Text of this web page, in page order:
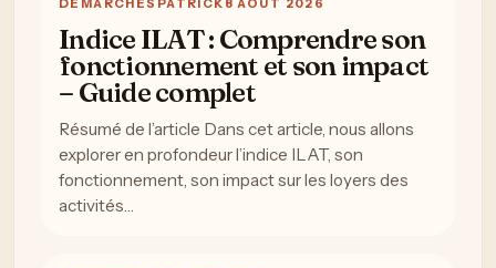
DÉMARCHES PATRICK 8 AOÛT 2026
Indice ILAT : Comprendre son
fonctionnement et son impact
– Guide complet
Résumé de l’article Dans cet article, nous allons
explorer en profondeur l’indice ILAT, son
fonctionnement, son impact sur les loyers des
activités…